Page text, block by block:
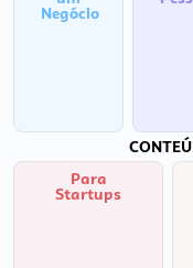
Negócio
Para
Startups